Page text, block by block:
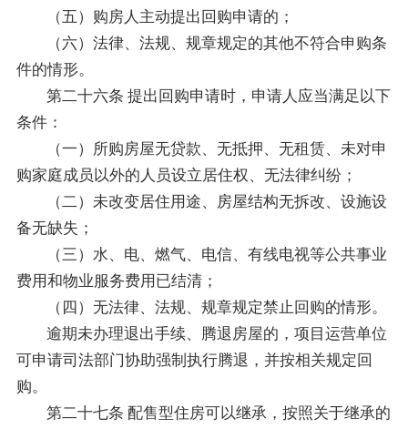
（五）购房人主动提出回购申请的；
（六）法律、法规、规章规定的其他不符合申购条
件的情形。
第二十六条 提出回购申请时，申请人应当满足以下
条件：
（一）所购房屋无贷款、无抵押、无租赁、未对申
购家庭成员以外的人员设立居住权、无法律纠纷；
（二）未改变居住用途、房屋结构无拆改、设施设
备无缺失；
（三）水、电、燃气、电信、有线电视等公共事业
费用和物业服务费用已结清；
（四）无法律、法规、规章规定禁止回购的情形。
逾期未办理退出手续、腾退房屋的，项目运营单位
可申请司法部门协助强制执行腾退，并按相关规定回
购。
第二十七条 配售型住房可以继承，按照关于继承的